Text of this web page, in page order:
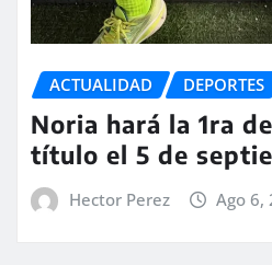
ACTUALIDAD DEPORTES
Noria hará la 1ra
título el 5 de
Hector Perez Ago 6,